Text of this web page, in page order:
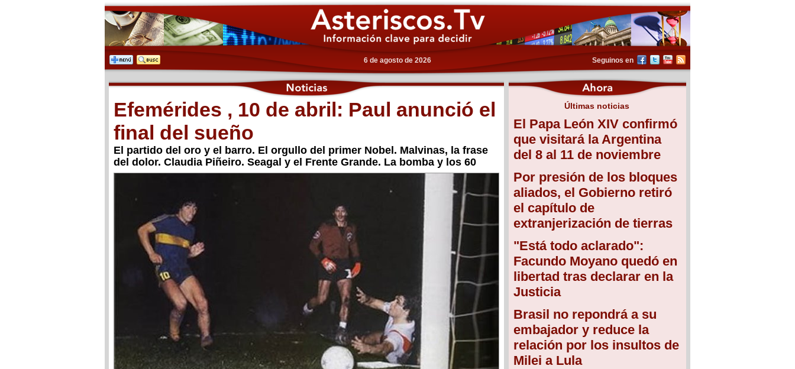
6 de agosto de 2026 Seguinos en
Últimas noticias
El Papa León XIV confirmó
que visitará la Argentina
del 8 al 11 de noviembre
Por presión de los bloques
aliados, el Gobierno retiró
el capítulo de
extranjerización de tierras
"Está todo aclarado":
Facundo Moyano quedó en
libertad tras declarar en la
Justicia
Brasil no repondrá a su
embajador y reduce la
relación por los insultos de
Milei a Lula
Efemérides , 10 de abril: Paul anunció el
final del sueño
El partido del oro y el barro. El orgullo del primer Nobel. Malvinas, la frase
del dolor. Claudia Piñeiro. Seagal y el Frente Grande. La bomba y los 60